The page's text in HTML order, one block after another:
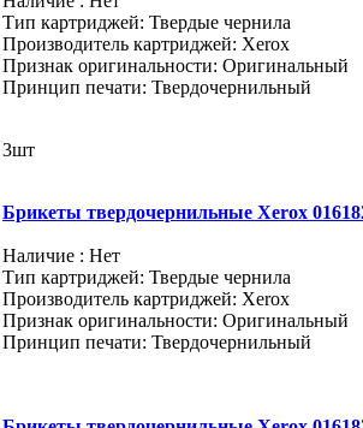
Тип картриджей: Твердые чернила
Производитель картриджей: Xerox
Признак оригинальности: Оригинальный
Принцип печати: Твердочернильный
3шт
Брикеты твердочернильные Xerox
Наличие : Нет
Тип картриджей: Твердые чернила
Производитель картриджей: Xerox
Признак оригинальности: Оригинальный
Принцип печати: Твердочернильный